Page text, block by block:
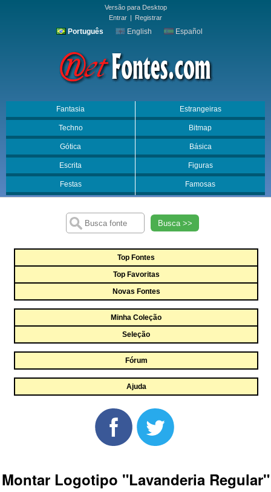
Versão para Desktop
Entrar | Registrar
Português English Español
Fantasia Estrangeiras
Techno Bitmap
Gótica Básica
Escrita Figuras
Festas Famosas
Busca >>
Top Fontes
Top Favoritas
Novas Fontes
Minha Coleção
Seleção
Fórum
Ajuda
Montar Logotipo "Lavanderia Regular"